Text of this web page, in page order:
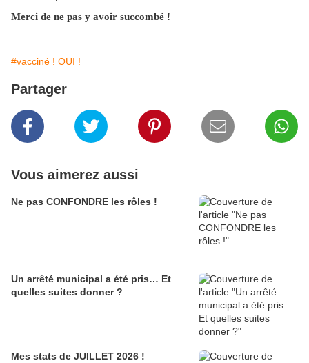
Merci de ne pas y avoir succombé !
#vacciné ! OUI !
Partager
Vous aimerez aussi
Ne pas CONFONDRE les rôles !
Un arrêté municipal a été pris… Et
quelles suites donner ?
Mes stats de JUILLET 2026 !